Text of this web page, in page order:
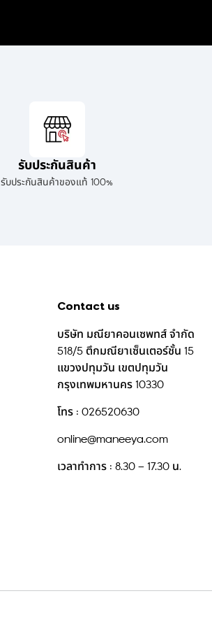
รับประกันสินค้า
รับประกันสินค้าของแท้ 100%
Contact us
บริษัท มณียาคอนเซพทส์ จำกัด
518/5 ตึกมณียาเซ็นเตอร์ชั้น 15
แขวงปทุมวัน เขตปทุมวัน
กรุงเทพมหานคร 10330
โทร : 026520630
online@maneeya.com
เวลาทำการ : 8.30 – 17.30 น.